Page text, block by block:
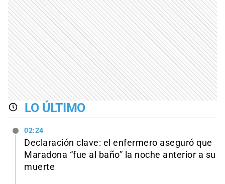
LO ÚLTIMO
02:24
Declaración clave: el enfermero aseguró que
Maradona “fue al baño” la noche anterior a su
muerte